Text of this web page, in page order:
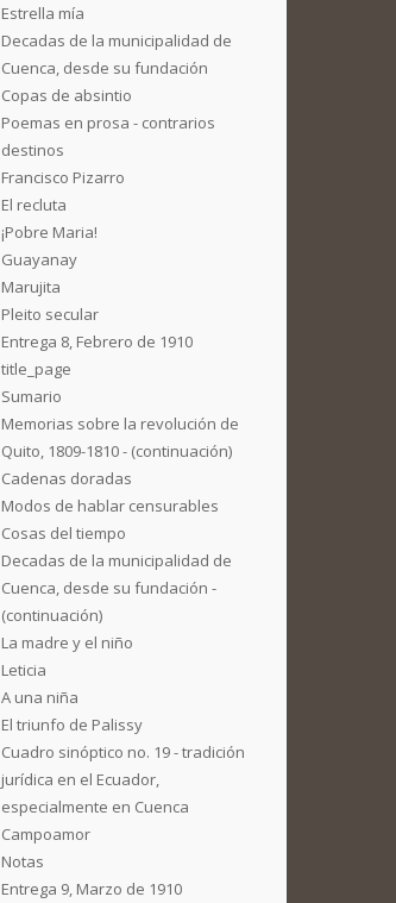
Estrella mía
Decadas de la municipalidad de
Cuenca, desde su fundación
Copas de absintio
Poemas en prosa - contrarios
destinos
Francisco Pizarro
El recluta
¡Pobre Maria!
Guayanay
Marujita
Pleito secular
Entrega 8, Febrero de 1910
title_page
Sumario
Memorias sobre la revolución de
Quito, 1809-1810 - (continuación)
Cadenas doradas
Modos de hablar censurables
Cosas del tiempo
Decadas de la municipalidad de
Cuenca, desde su fundación -
(continuación)
La madre y el niño
Leticia
A una niña
El triunfo de Palissy
Cuadro sinóptico no. 19 - tradición
jurídica en el Ecuador,
especialmente en Cuenca
Campoamor
Notas
Entrega 9, Marzo de 1910